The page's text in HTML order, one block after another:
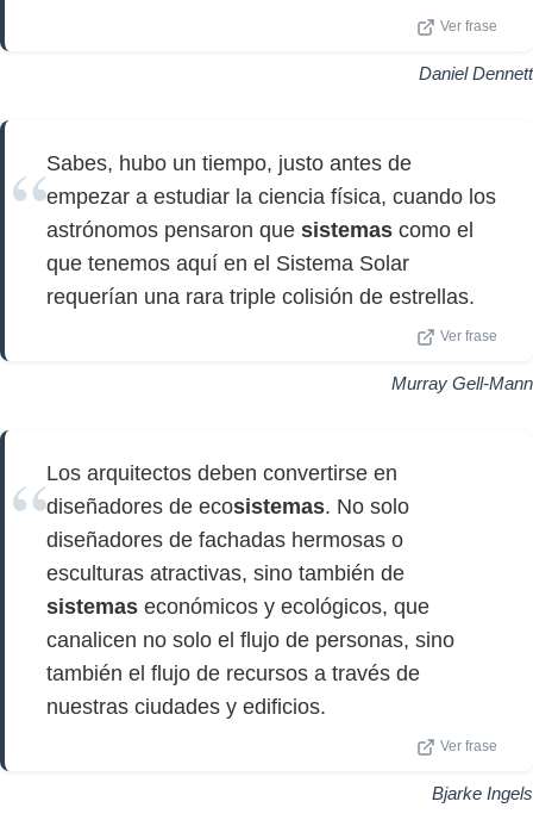
Ver frase
Daniel Dennett
Sabes, hubo un tiempo, justo antes de
empezar a estudiar la ciencia física, cuando los
astrónomos pensaron que sistemas como el
que tenemos aquí en el Sistema Solar
requerían una rara triple colisión de estrellas.
Ver frase
Murray Gell-Mann
Los arquitectos deben convertirse en
diseñadores de ecosistemas. No solo
diseñadores de fachadas hermosas o
esculturas atractivas, sino también de
sistemas económicos y ecológicos, que
canalicen no solo el flujo de personas, sino
también el flujo de recursos a través de
nuestras ciudades y edificios.
Ver frase
Bjarke Ingels